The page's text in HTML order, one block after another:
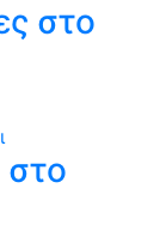
στο